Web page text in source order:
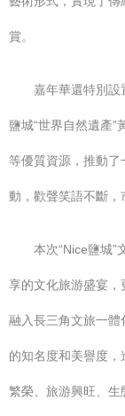
賞。
嘉年華還特別設
鹽城“世界自然遺產
等優質資源，推動
動，歡聲笑語不斷，
本次“Nice鹽城”
享的文化旅游盛宴
融入長三角文旅一
的知名度和美譽度
繁榮、旅游興旺、生